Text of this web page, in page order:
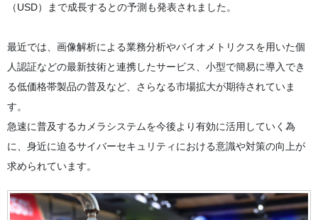
（USD）まで成長するとの予測も発表されました。
最近では、画像解析による業務分析やバイオメトリクスを用いた個
人認証などの最新技術と連携したサービス、小型で簡易に導入でき
る低価格帯製品の普及など、さらなる市場拡大が期待されていま
す。
急速に普及するカメラシステムを今後より有効に活用していく為
に、身近に迫るサイバーセキュリティにおける意識や対策の向上が
求められています。